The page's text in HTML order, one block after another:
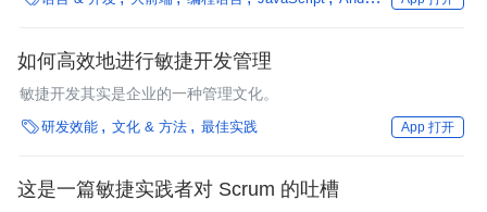
问题、跟踪进度，从而快速发布新软件
如何高效地进行敏捷开发管理
敏捷开发其实是企业的一种管理文化。
研发效能 文化 & 方法 最佳实践 App 打开
这是一篇敏捷实践者对 Scrum 的吐槽